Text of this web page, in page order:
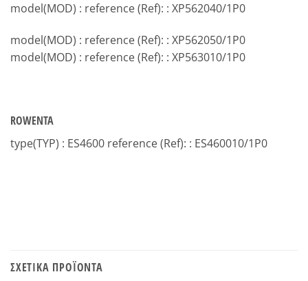
model(MOD) : reference (Ref): : XP562040/1P0
model(MOD) : reference (Ref): : XP562050/1P0
model(MOD) : reference (Ref): : XP563010/1P0
ROWENTA
type(TYP) : ES4600 reference (Ref): : ES460010/1P0
ΣΧΕΤΙΚΆ ΠΡΟΪΌΝΤΑ